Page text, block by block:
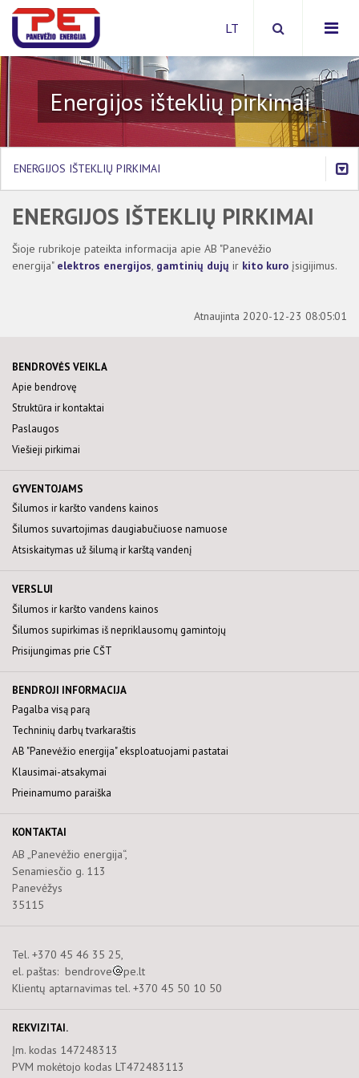
Apie bendrovę
Investicinė politika
Viešieji pirkimai
Energijos išteklių pirkimai
Apsaugos zonos
Šilumos ir karšto vandens kainos
Šilumos paskirstymo tvarka
Kompensacijos už šilumą ir karštą vandenį
Šilumos ir karšto vandens kainos
Prisijungimas prie CŠT
Aktuali informacija
Energijos išteklių pirkimai
ENERGIJOS IŠTEKLIŲ PIRKIMAI
APIE BENDROVĘ
INVESTICINĖ POLITIKA
PASLAUGOS
Elektros energijos pirkimai biržoje
Gamtinių dujų pirkimai biržoje
Kiti kuro pirkimai
ENERGIJOS IŠTEKLIŲ PIRKIMAI
Šioje rubrikoje pateikta informacija apie AB "Panevėžio
energija" elektros energijos, gamtinių dujų ir kito kuro įsigijimus.
Atnaujinta 2020-12-23 08:05:01
BENDROVĖS VEIKLA
Apie bendrovę
Struktūra ir kontaktai
Paslaugos
Viešieji pirkimai
GYVENTOJAMS
Šilumos ir karšto vandens kainos
Šilumos suvartojimas daugiabučiuose namuose
Atsiskaitymas už šilumą ir karštą vandenį
VERSLUI
Šilumos ir karšto vandens kainos
Šilumos supirkimas iš nepriklausomų gamintojų
Prisijungimas prie CŠT
BENDROJI INFORMACIJA
Pagalba visą parą
Techninių darbų tvarkaraštis
AB "Panevėžio energija" eksploatuojami pastatai
Klausimai-atsakymai
Prieinamumo paraiška
KONTAKTAI
AB „Panevėžio energija“,
Senamiesčio g. 113
Panevėžys
35115
Tel. +370 45 46 35 25,
el. paštas: bendrove
pe.lt
Klientų aptarnavimas tel. +370 45 50 10 50
REKVIZITAI.
Įm. kodas 147248313
PVM mokėtojo kodas LT472483113